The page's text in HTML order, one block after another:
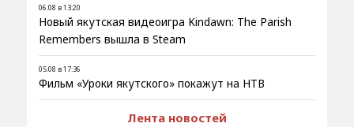
06.08 в 13:20
Новый якутская видеоигра Kindawn: The Parish
Remembers вышла в Steam
05.08 в 17:36
Фильм «Уроки якутского» покажут на НТВ
Лента новостей